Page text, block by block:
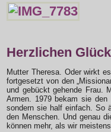
Herzlichen
Mutter Theresa. Oder wirkt
fortgesetzt von den
und gebückt gehende Frau.
Armen. 1979 bekam sie den
sondern sie half einfach. So
den Menschen. Und genau
können mehr, als wir